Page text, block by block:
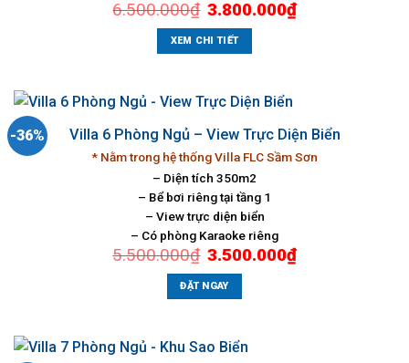
6.500.000₫ Giá
gốc
là:
6.500.000₫.
3.800.000₫Giá
hiện
XEM CHI TIẾT
-36% Villa 6 Phòng Ngủ – View Trực Diện Biển
* Nằm trong hệ thống Villa FLC Sầm Sơn
– Diện tích 350m2
– Bể bơi riêng tại tầng 1
– View trực diện biển
– Có phòng Karaoke riêng
5.500.000₫ Giá
gốc
là:
5.500.000₫.
3.500.000₫Giá
hiện
ĐẶT NGAY